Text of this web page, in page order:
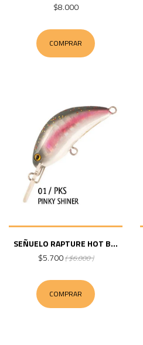
$8.000
COMPRAR
SEÑUELO RAPTURE HOT B...
$5.700( $6.000 )
COMPRAR